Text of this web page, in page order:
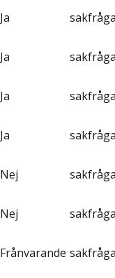
Ja
Ja
Ja
Ja
Nej
Nej
Frånvarande